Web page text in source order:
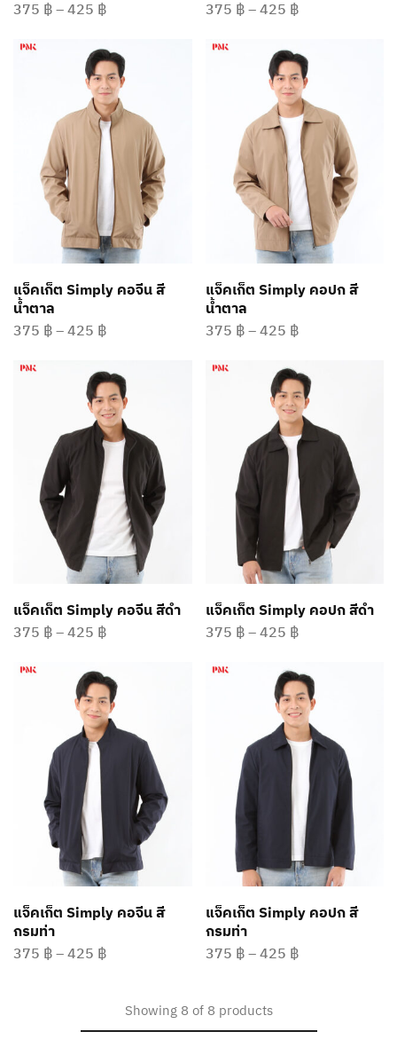
375 ฿–425 ฿
375 ฿–425 ฿
แจ็คเก็ต Simply คอจีน สี
น้ำตาล
375 ฿–425 ฿
แจ็คเก็ต Simply คอปก สี
น้ำตาล
375 ฿–425 ฿
แจ็คเก็ต Simply คอจีน สีดำ
375 ฿–425 ฿
แจ็คเก็ต Simply คอปก สีดำ
375 ฿–425 ฿
แจ็คเก็ต Simply คอจีน สี
กรมท่า
375 ฿–425 ฿
แจ็คเก็ต Simply คอปก สี
กรมท่า
375 ฿–425 ฿
Showing8 of 8 products